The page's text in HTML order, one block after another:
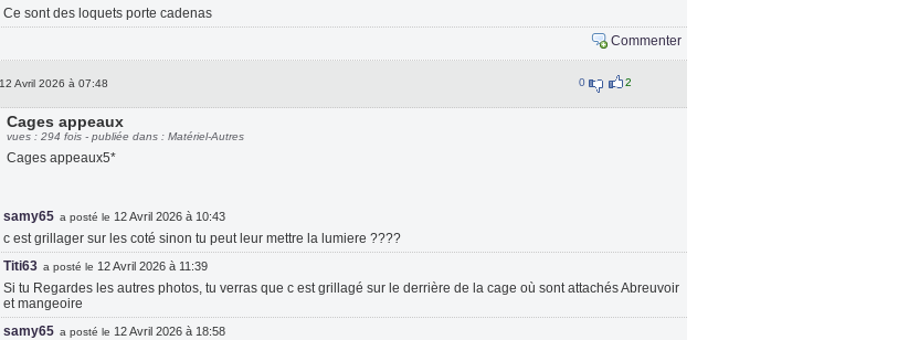
Ce sont des loquets porte cadenas
Commenter
Avril 2026 à 07:48 0 2
Cages appeaux
vues : 294 fois - publiée dans : Matériel-Autres
Cages appeaux5*
samy65 a posté le 12 Avril 2026 à 10:43
c est grillager sur les coté sinon tu peut leur mettre la lumiere ????
Titi63 a posté le 12 Avril 2026 à 11:39
Si tu Regardes les autres photos, tu verras que c est grillagé sur le derrière de la cage où sont attachés Abreuvoir
et mangeoire
samy65 a posté le 12 Avril 2026 à 18:58